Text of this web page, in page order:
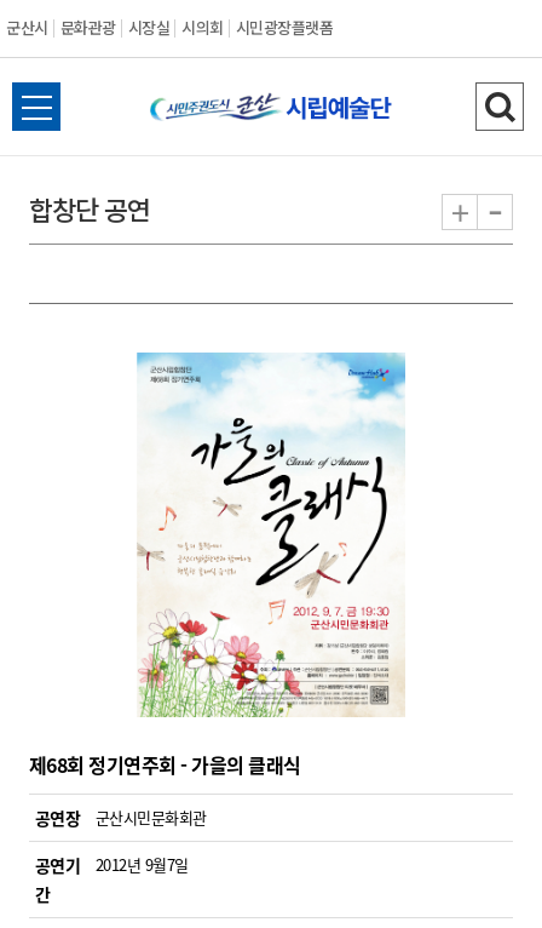
군산시 문화관광 시장실 시의회 시민광장플랫폼
군
산
전
체
뉴
열
검
색
기
합창단 공연 + -
제68회 정기연주회 - 가을의 클래식
공연장 군산시민문화회관
공연기
간
2012년 9월7일